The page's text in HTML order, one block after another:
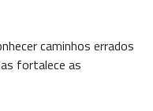
caminhos errados
fortalece as